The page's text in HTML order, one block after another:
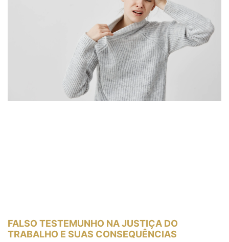
FALSO TESTEMUNHO NA JUSTIÇA DO
TRABALHO E SUAS CONSEQUÊNCIAS